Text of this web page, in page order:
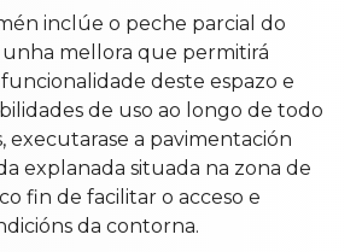
inclúe o peche parcial do
mellora que permitirá
deste espazo e
de uso ao longo de todo
executarase a pavimentación
explanada situada na zona de
fin de facilitar o acceso e
da contorna.